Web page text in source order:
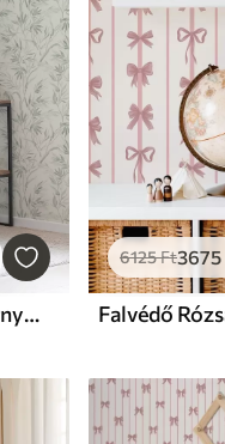
Falvédő Akvarell levelek hideg árnyalatokban, minimalista design
6125Ft3675